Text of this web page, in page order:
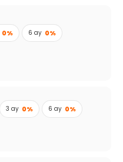
0% 6 ay 0%
3 ay 0% 6 ay 0%